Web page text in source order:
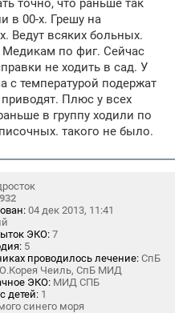
точно, что раньше так
в 00-х. Грешу на
Ведут всяких больных.
по фиг. Сейчас
не ходить в сад. У
с температурой подержат
Плюс у всех
в группу ходили по
такого не было.
932
04 дек 2013, 11:41
ЭКО: 7
5
проводилось лечение: СпБ
Чеиль, СпБ МИД
ЭКО: МИД СПБ
детей: 1
синего моря